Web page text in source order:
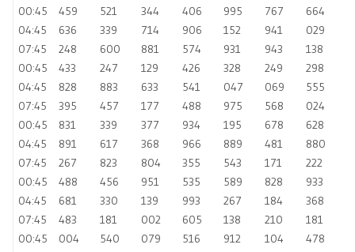
00:45
459 521 344 406 995 767
664
04:45
636 339 714 906 152 941
029
07:45
248 600 881 574 931 943
138
00:45
433 247 129 426 328 249
298
04:45
828 883 633 541 047 069
555
07:45
395 457 177 488 975 568
024
00:45
831 339 377 934 195 678
628
04:45
891 617 368 966 889 481
880
07:45
267 823 804 355 543 171
222
00:45
488 456 951 535 589 828
933
04:45
681 330 139 993 267 184
368
07:45
483 181 002 605 138 210
181
00:45
004 540 079 516 912 104
478